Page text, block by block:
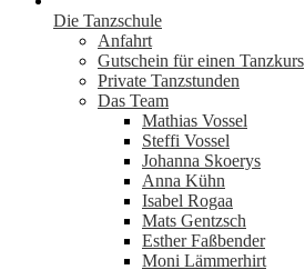
Die Tanzschule
Anfahrt
Gutschein für einen Tanzkurs
Private Tanzstunden
Das Team
Mathias Vossel
Steffi Vossel
Johanna Skoerys
Anna Kühn
Isabel Rogaa
Mats Gentzsch
Esther Faßbender
Moni Lämmerhirt